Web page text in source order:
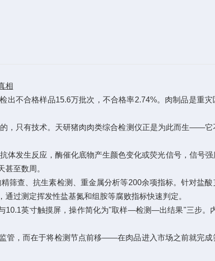
相
不合格样品15.6万批次，不合格率2.74%。肉制品是重灾
，只有技术。天研猪肉肉类综合检测仪正是为此而生——它
发生反应，酶催化底物产生颜色变化或荧光信号，信号强
至数周。
查、抗生素检测、重金属分析等200余项指标。针对盐酸
过测定挥发性盐基氮和组胺等腐败指标快速判定。
英寸触摸屏，操作简化为"取样—检测—出结果"三步。
，而在于将检测节点前移——在肉品进入市场之前就完成